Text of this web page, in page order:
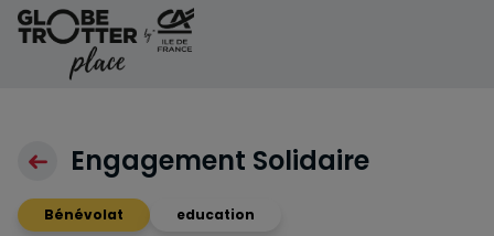
Aller au contenu
Engagement Solidaire
Bénévolat education